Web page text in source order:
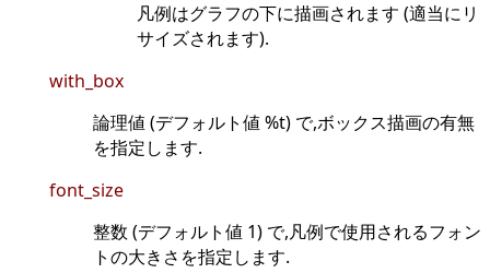
凡例はグラフの下に描画されます (適当にリ
サイズされます).
with_box
論理値 (デフォルト値 %t) で,ボックス描画の有無
を指定します.
font_size
整数 (デフォルト値 1) で,凡例で使用されるフォン
トの大きさを指定します.